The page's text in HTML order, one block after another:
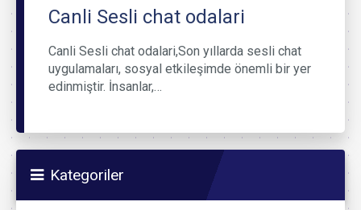
Canli Sesli chat odalari
Canli Sesli chat odalari,Son yıllarda sesli chat
uygulamaları, sosyal etkileşimde önemli bir yer
edinmiştir. İnsanlar,…
Kategoriler